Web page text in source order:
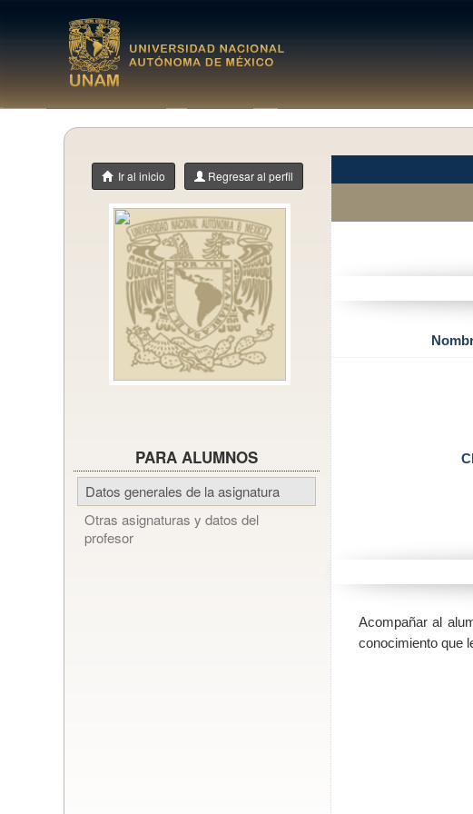
Ir al inicio Regresar al perfil
PARA ALUMNOS
Datos generales de la asignatura
Otras asignaturas y datos del
profesor
Acompañar al
conocimiento que